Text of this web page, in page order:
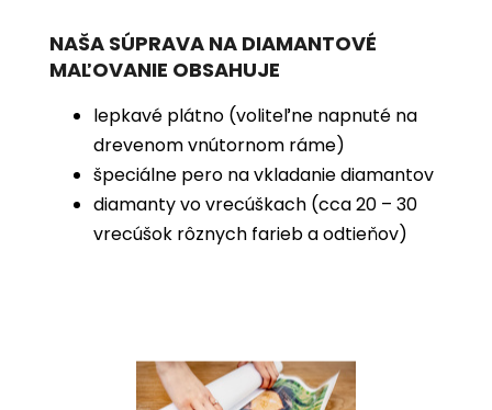
NAŠA SÚPRAVA NA DIAMANTOVÉ
MAĽOVANIE OBSAHUJE
lepkavé plátno (voliteľne napnuté na
drevenom vnútornom ráme)
špeciálne pero na vkladanie diamantov
diamanty vo vrecúškach (cca 20 – 30
vrecúšok rôznych farieb a odtieňov)